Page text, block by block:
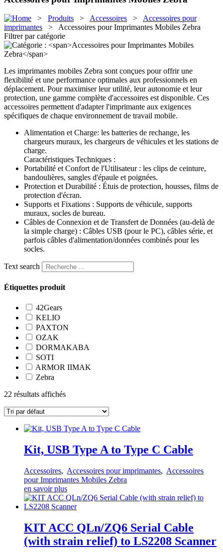
> Produits > Accessoires > Accessoires pour
imprimantes > Accessoires pour Imprimantes Mobiles Zebra
Filtrer par catégorie
Les imprimantes mobiles Zebra sont conçues pour offrir une
flexibilité et une performance optimales aux professionnels en
déplacement. Pour maximiser leur utilité, leur autonomie et leur
protection, une gamme complète d'accessoires est disponible. Ces
accessoires permettent d'adapter l'imprimante aux exigences
spécifiques de chaque environnement de travail mobile.
Alimentation et Charge: les batteries de rechange, les
chargeurs muraux, les chargeurs de véhicules et les stations de
charge.
Caractéristiques Techniques :
Portabilité et Confort de l'Utilisateur : les clips de ceinture,
bandoulières, sangles d'épaule et poignées.
Protection et Durabilité : Étuis de protection, housses, films de
protection d'écran.
Supports et Fixations : Supports de véhicule, supports
muraux, socles de bureau.
Câbles de Connexion et de Transfert de Données (au-delà de
la simple charge) : Câbles USB (pour le PC), câbles série, et
parfois câbles d'alimentation/données combinés pour les
socles.
Text search
Étiquettes produit
42Gears
KELIO
PAXTON
OZAK
DORMAKABA
SOTI
ARMOR IIMAK
Zebra
22 résultats affichés
Kit, USB Type A to Type C Cable
Accessoires, Accessoires pour imprimantes, Accessoires
pour Imprimantes Mobiles Zebra
en savoir plus
KIT ACC QLn/ZQ6 Serial Cable
(with strain relief) to LS2208 Scanner